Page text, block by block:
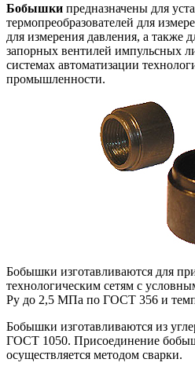
Бобышки предназначены для
термопреобразователей для
для измерения давления, а также
запорных вентилей импульсных
системах автоматизации
промышленности.
Бобышки изготавливаются для
технологическим сетям с
Ру до 2,5 МПа по ГОСТ 356 и
Бобышки изготавливаются из
ГОСТ 1050. Присоединение
осуществляется методом сварки.